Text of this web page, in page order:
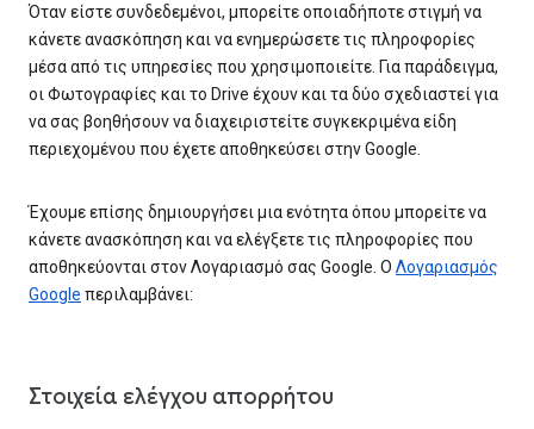
Όταν είστε συνδεδεμένοι, μπορείτε οποιαδήποτε στιγμή να
κάνετε ανασκόπηση και να ενημερώσετε τις πληροφορίες
μέσα από τις υπηρεσίες που χρησιμοποιείτε. Για παράδειγμα,
οι Φωτογραφίες και το Drive έχουν και τα δύο σχεδιαστεί για
να σας βοηθήσουν να διαχειριστείτε συγκεκριμένα είδη
περιεχομένου που έχετε αποθηκεύσει στην Google.
Έχουμε επίσης δημιουργήσει μια ενότητα όπου μπορείτε να
κάνετε ανασκόπηση και να ελέγξετε τις πληροφορίες που
αποθηκεύονται στον Λογαριασμό σας Google. Ο Λογαριασμός
Google περιλαμβάνει:
Στοιχεία ελέγχου απορρήτου